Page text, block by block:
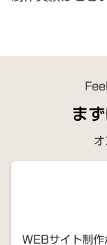
ま
WEBサイト制